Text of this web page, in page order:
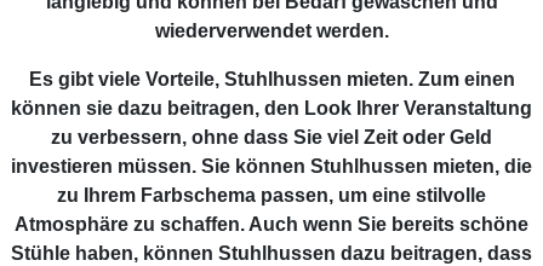
wiederverwendet werden.
Es gibt viele Vorteile, Stuhlhussen mieten. Zum einen
können sie dazu beitragen, den Look Ihrer Veranstaltung
zu verbessern, ohne dass Sie viel Zeit oder Geld
investieren müssen. Sie können Stuhlhussen mieten, die
zu Ihrem Farbschema passen, um eine stilvolle
Atmosphäre zu schaffen. Auch wenn Sie bereits schöne
Stühle haben, können Stuhlhussen dazu beitragen, dass